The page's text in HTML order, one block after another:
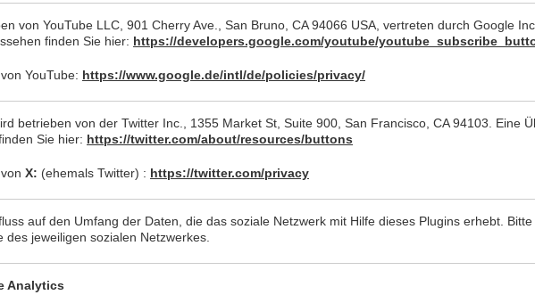
von YouTube LLC, 901 Cherry Ave., San Bruno, CA 94066 USA, vertreten durch Google
finden Sie hier: https://developers.google.com/youtube/
YouTube: https://www.google.de/intl/de/policies/privacy/
betrieben von der Twitter Inc., 1355 Market St, Suite 900, San Francisco, CA 94103. Eine
Sie hier: https://twitter.com/about/resources/buttons
X: (ehemals Twitter) : https://twitter.com/privacy
auf den Umfang der Daten, die das soziale Netzwerk mit Hilfe dieses Plugins erhebt.
des jeweiligen sozialen Netzwerkes.
Analytics